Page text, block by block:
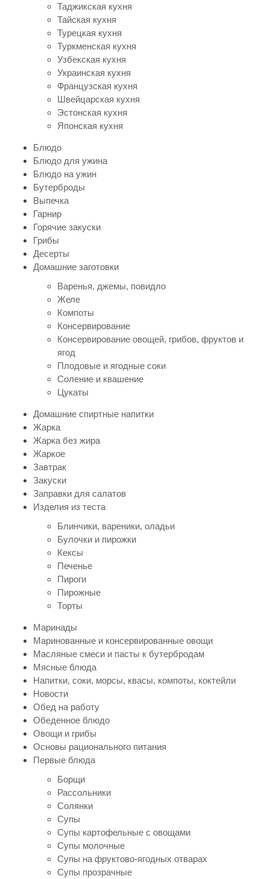
Таджикская кухня
Тайская кухня
Турецкая кухня
Туркменская кухня
Узбекская кухня
Украинская кухня
Французская кухня
Швейцарская кухня
Эстонская кухня
Японская кухня
Блюдо
Блюдо для ужина
Блюдо на ужин
Бутерброды
Выпечка
Гарнир
Горячие закуски
Грибы
Десерты
Домашние заготовки
Варенья, джемы, повидло
Желе
Компоты
Консервирование
Консервирование овощей, грибов, фруктов и
ягод
Плодовые и ягодные соки
Соление и квашение
Цукаты
Домашние спиртные напитки
Жарка
Жарка без жира
Жаркое
Завтрак
Закуски
Заправки для салатов
Изделия из теста
Блинчики, вареники, оладьи
Булочки и пирожки
Кексы
Печенье
Пироги
Пирожные
Торты
Маринады
Маринованные и консервированные овощи
Масляные смеси и пасты к бутербродам
Мясные блюда
Напитки, соки, морсы, квасы, компоты, коктейли
Новости
Обед на работу
Обеденное блюдо
Овощи и грибы
Основы рационального питания
Первые блюда
Борщи
Рассольники
Солянки
Супы
Супы картофельные с овощами
Супы молочные
Супы на фруктово-ягодных отварах
Супы прозрачные